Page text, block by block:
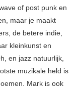
of post punk en
maar je maakt
de betere indie,
kleinkunst en
en jazz natuurlijk,
muzikale held is
Mark is ook